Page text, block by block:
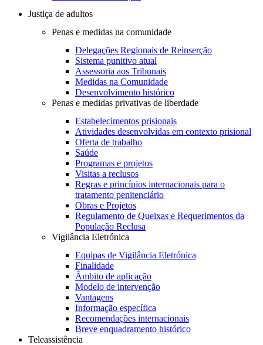
Justiça de adultos
Penas e medidas na comunidade
Delegações Regionais de Reinserção
Sistema punitivo atual
Assessoria aos Tribunais
Medidas na Comunidade
Desenvolvimento histórico
Penas e medidas privativas de liberdade
Estabelecimentos prisionais
Atividades desenvolvidas em contexto prisional
Oferta de trabalho
Saúde
Programas e projetos
Visitas a reclusos
Regras e princípios internacionais para o
tratamento penitenciário
Obras e Projetos
Regulamento de Queixas e Requerimentos da
População Reclusa
Vigilância Eletrónica
Equipas de Vigilância Eletrónica
Finalidade
Âmbito de aplicação
Modelo de intervenção
Vantagens
Informação específica
Recomendações internacionais
Breve enquadramento histórico
Teleassistência